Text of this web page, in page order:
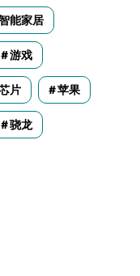
能家居
游戏
片 苹果
骁龙